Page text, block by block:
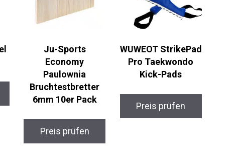
Ju-Sports
Economy
Paulownia
Bruchtestbretter
Preis prüfen
WUWEOT
StrikePad Pro
Pads